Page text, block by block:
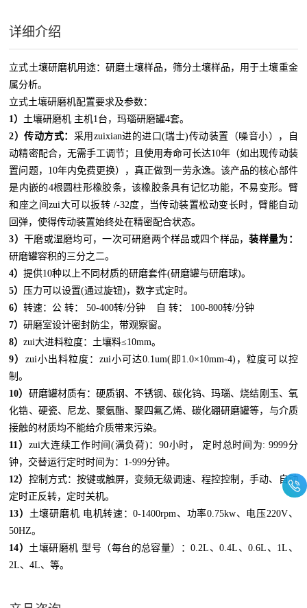
详细介绍
立式土壤研磨机用途：研磨土壤样品，筛分土壤样品，用于土壤重金
属分析。
立式土壤研磨机配置要求及参数：
1） 土壤研磨机 主机1台，玛瑙研磨罐4套。
2）传动方式： 采用zuixian进的进口(瑞士)传动装置（噪音小），自
动精密配合，无需手工调节；且使用寿命可长达10年（如出现传动装
置问题，10年内免费更换），真正做到一劳永逸。该产品的核心部件
是内嵌的4根圆柱形橡胶条，该橡胶条具有记忆功能，不易变形。臂
和座之间zui大可以扳转 /-32度，当传动装置松动变长时，臂能自动
回弹，使得传动装置始终处在精密配合状态。
3） 干磨或湿磨均可，一次可研磨两个样品或四个样品，装样量为：
研磨罐容积的三分之二。
4）提供10种以上不同材质的研磨套件(研磨罐与研磨球)。
5） 压力可以设置(通过旋钮) ，数字式定时。
6）转速：公 转： 50-400转/分钟 自 转： 100-800转/分钟
7）研磨室设计密封防尘，带观察窗。
8）zui大进料粒度： 土壤料≤10mm。
9） zui小出料粒度： zui小可达0.1um( 即 1.0×10mm-4) ，粒度可以控
制。
10） 研磨罐材质有： 硬质钢 、 不锈钢 、碳化钨、玛瑙、 烧结刚玉 、 氧
化锆、 硬瓷、 尼龙、 聚氨酯、聚四氟乙烯、碳化硼研磨罐等，与介质
接触的材质均不能给介质带来污染。
11） zui大连续工作时间(满负荷) ：90小时， 定时总时间为: 9999分
钟， 交替运行定时时间为： 1-999分钟。
12） 控制方式： 按键或触屏， 变频无级调速、程控控制，手动、自动
定时正反转，定时关机。
13） 土壤研磨机 电机转速：0-1400rpm、功率0.75kw、电压220V、
50HZ。
14） 土壤研磨机 型号（每台的总容量）：0.2L 、0.4L 、0.6L 、 1L 、
2L、4L、等。